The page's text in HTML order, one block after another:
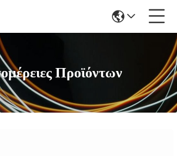
Προϊόντων